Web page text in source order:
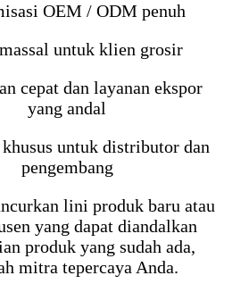
OEM / ODM penuh
untuk klien grosir
cepat dan layanan ekspor
yang andal
untuk distributor dan
pengembang
lini produk baru atau
yang dapat diandalkan
produk yang sudah ada,
mitra tepercaya Anda.